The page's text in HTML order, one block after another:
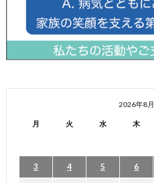
2026年8月
月 火 水 木
3 4 5 6